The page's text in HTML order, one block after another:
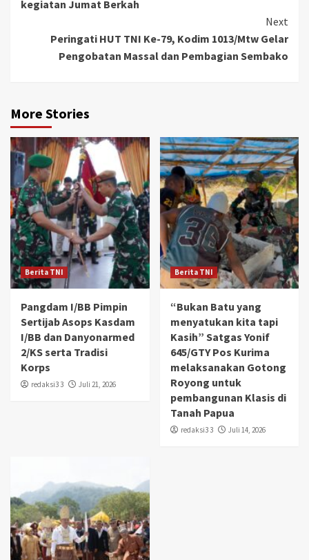
kegiatan Jumat Berkah
Next
Peringati HUT TNI Ke-79, Kodim 1013/Mtw Gelar
Pengobatan Massal dan Pembagian Sembako
More Stories
Berita TNI
Pangdam I/BB Pimpin
Sertijab Asops Kasdam
I/BB dan Danyonarmed
2/KS serta Tradisi
Korps
redaksi3 3 Juli 21, 2026
Berita TNI
“Bukan Batu yang
menyatukan kita tapi
Kasih” Satgas Yonif
645/GTY Pos Kurima
melaksanakan Gotong
Royong untuk
pembangunan Klasis di
Tanah Papua
redaksi3 3 Juli 14, 2026